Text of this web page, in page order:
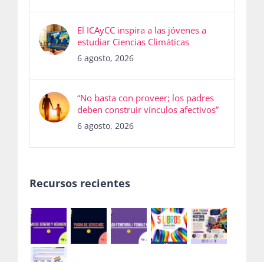
El ICAyCC inspira a las jóvenes a
estudiar Ciencias Climáticas
6 agosto, 2026
“No basta con proveer; los padres
deben construir vínculos afectivos”
6 agosto, 2026
Recursos recientes